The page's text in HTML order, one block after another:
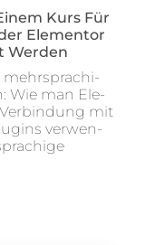
Kurs Für
Ele­men­tor
Werden
mehr­spra­chi­
Wie man Ele­
mit
ver­wen­